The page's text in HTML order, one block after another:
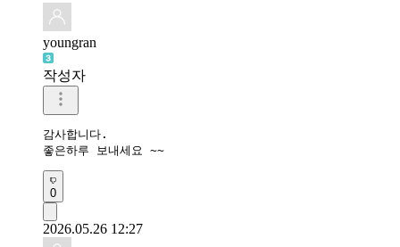
youngran
작성자
감사합니다.
좋은하루 보내세요 ~~
0
2026.05.26 12:27